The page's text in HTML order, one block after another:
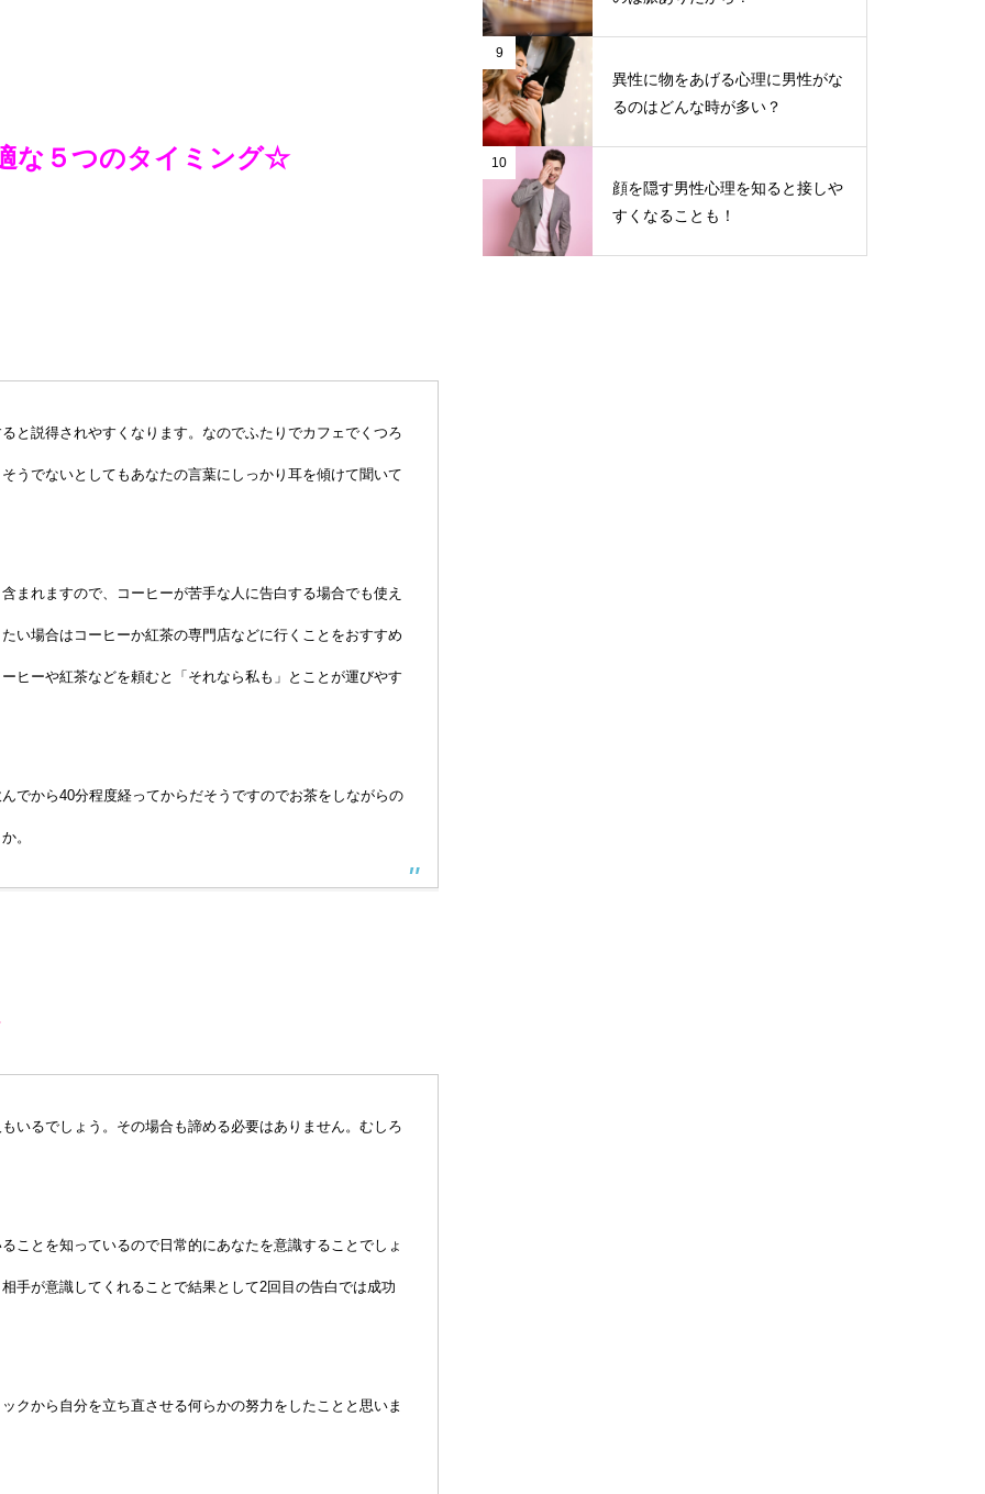
な５つのタイミング☆
と説得されやすくなります。なのでふたりでカフェでくつろ
うでないとしてもあなたの言葉にしっかり耳を傾けて聞いて
まれますので、コーヒーが苦手な人に告白する場合でも使え
い場合はコーヒーか紅茶の専門店などに行くことをおすすめ
ヒーや紅茶などを頼むと「それなら私も」とことが運びやす
でから40分程度経ってからだそうですのでお茶をしながらの
。
いるでしょう。その場合も諦める必要はありません。むしろ
ことを知っているので日常的にあなたを意識することでしょ
手が意識してくれることで結果として2回目の告白では成功
クから自分を立ち直させる何らかの努力をしたことと思いま
9
異性に物をあげる心理に男性がな
るのはどんな時が多い？
10
顔を隠す男性心理を知ると接しや
すくなることも！